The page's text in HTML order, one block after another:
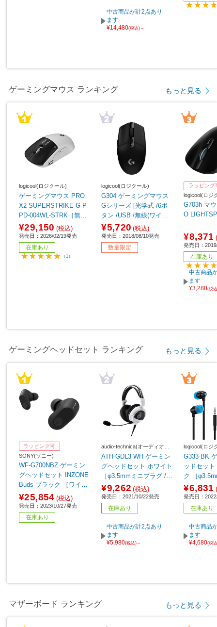
中古商品が計2点あり
ます
¥14,480(税込)～
ゲーミングマウス ランキング もっと見る
logicool(ロジクール)
ゲーミングマウス PRO
X2 SUPERSTRIKE G-P
PD-004WL-STRK［無線
(ワイヤレス) /5ボタン /U
SB ］
¥29,150 (税込)
発売日：2026/02/19発売
在庫あり
（1）
logicool(ロジクール)
G304 ゲーミングマウス
Gシリーズ [光学式 /6ボ
タン /USB /無線(ワイヤ
レス)] 【sof001】
¥5,720 (税込)
発売日：2018/08/10発売
数量限定
ラッピング
logicool(ロジ
G703h マ
O
¥8,371
発売日：
在庫あり
中古商品
ます
¥3,280(税
ゲーミングヘッドセット ランキング もっと見る
ラッピング可
SONY(ソニー)
WF-G700NBZ ゲーミン
グヘッドセット INZONE
Buds ブラック ［ワイヤ
レス（Bluetooth＋USB-
C） /両耳 /イヤホンタイ
プ］
¥25,854 (税込)
発売日：2023/10/27発売
在庫あり
audio-technica(オーディオテ
クニカ)
ATH-GDL3 WH ゲーミン
グヘッドセット ホワイト
［φ3.5mmミニプラグ /両
耳 /ヘッドバンドタイ
プ］
¥9,262 (税込)
発売日：2021/10/22発売
在庫あり
中古商品が計2点あり
ます
¥5,980(税込)～
logicool(ロジ
G333-BK
ッドセッ
ク ［
＋USB-C /
タイプ］
¥6,831
発売日：
在庫あり
中古商品
ます
¥4,680(税
マザーボード ランキング もっと見る